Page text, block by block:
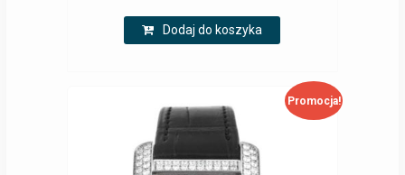
Dodaj do koszyka
Promocja!